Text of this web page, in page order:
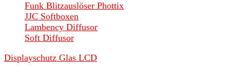
Funk Blitzauslöser Phottix
JJC Softboxen
Lambency Diffusor
Soft Diffusor
Displayschutz Glas LCD